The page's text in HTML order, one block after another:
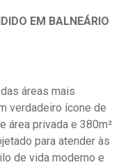
EM BALNEÁRIO
áreas mais
verdadeiro ícone de
área privada e 380m²
para atender às
de vida moderno e